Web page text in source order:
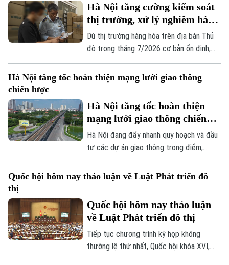
mỗi địa phương.
Hà Nội tăng cường kiểm soát
thị trường, xử lý nghiêm hàng
giả
Dù thị trường hàng hóa trên địa bàn Thủ
đô trong tháng 7/2026 cơ bản ổn định,
tuy nhiên tình trạng kinh doanh hàng giả,
hàng lậu và gian lận thương mại vẫn tiềm
ẩn nhiều diễn biến phức tạp. Lực lượng
siết chặt kiểm soát, đặc biệt là trên môi
trường thương mại điện tử.
Hà Nội tăng tốc hoàn thiện mạng lưới giao thông
chiến lược
Hà Nội tăng tốc hoàn thiện
mạng lưới giao thông chiến
lược
Hà Nội đang đẩy nhanh quy hoạch và đầu
tư các dự án giao thông trọng điểm,
trong đó đặt mục tiêu khép kín 5 tuyến
đường vành đai vào năm 2027 và tiếp tục
nghiên cứu bổ sung nhiều tuyến đường
triển kinh tế - xã hội và giải quyết bài toán
ùn tắc giao thông của Thủ đô.
Quốc hội hôm nay thảo luận về Luật Phát triển đô
thị
Quốc hội hôm nay thảo luận
về Luật Phát triển đô thị
Tiếp tục chương trình kỳ họp không
thường lệ thứ nhất, Quốc hội khóa XVI,
hôm nay (7/8), Quốc hội nghe trình bày Tờ